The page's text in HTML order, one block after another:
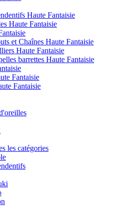
Haute Fantaisie
Haute Fantaisie
et Chaînes Haute Fantaisie
Haute Fantaisie
barrettes Haute Fantaisie
Fantaisie
Fantaisie
les catégories